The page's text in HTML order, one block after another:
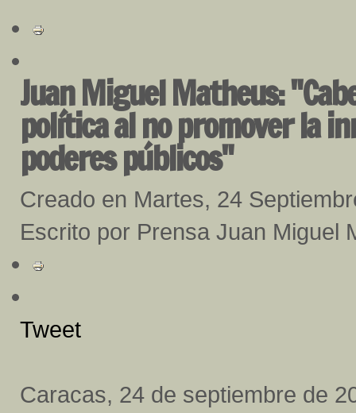
Juan Miguel Matheus:
política al no promover la
poderes públicos"
Creado en Martes, 24
Escrito por Prensa Juan Miguel
Tweet
Caracas, 24 de septiembre de